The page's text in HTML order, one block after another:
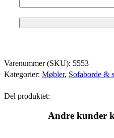
Varenummer (SKU): 5553
Kategorier: Møbler, Sofaborde &
Del produktet:
Andre kunder